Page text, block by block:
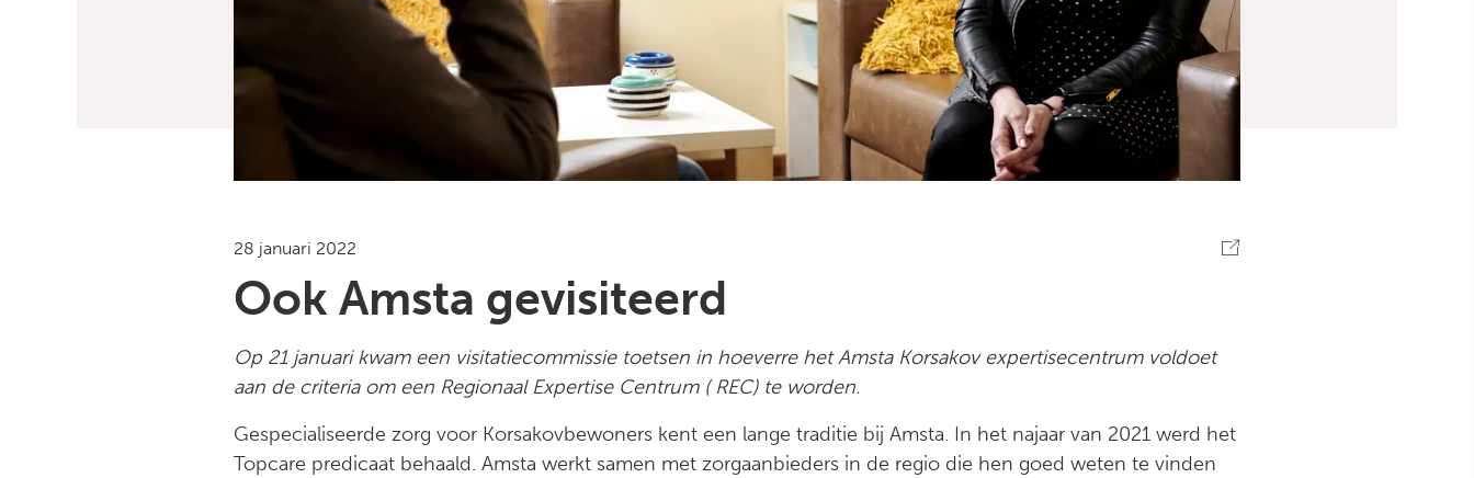
28 januari 2022
Ook Amsta gevisiteerd
Op 21 januari kwam een visitatiecommissie toetsen in hoeverre het Amsta Korsakov expertisecentrum voldoet
aan de criteria om een Regionaal Expertise Centrum ( REC) te worden.
Gespecialiseerde zorg voor Korsakovbewoners kent een lange traditie bij Amsta. In het najaar van 2021 werd het
Topcare predicaat behaald. Amsta werkt samen met zorgaanbieders in de regio die hen goed weten te vinden